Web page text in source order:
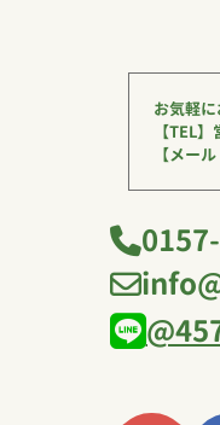
お気軽
【TEL
【メー